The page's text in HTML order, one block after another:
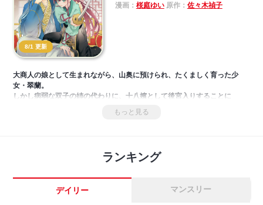
8/1 更新
漫画： 桜庭ゆい原作： 佐々木禎子
大商人の娘として生まれながら、山奥に預けられ、たくましく育った少
女・翠蘭。
しかし病弱な双子の姉の代わりに、十八嬪として後宮入りすることに
そんな翠蘭の型破りな勇ましい言動を見た皇帝・義宗から、後宮に出没す
もっと見る
ランキング
デイリー マンスリー